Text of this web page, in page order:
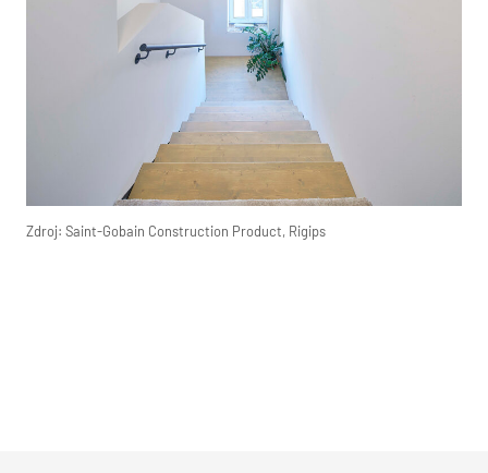
Zdroj: Saint-Gobain Construction Product, Rigips